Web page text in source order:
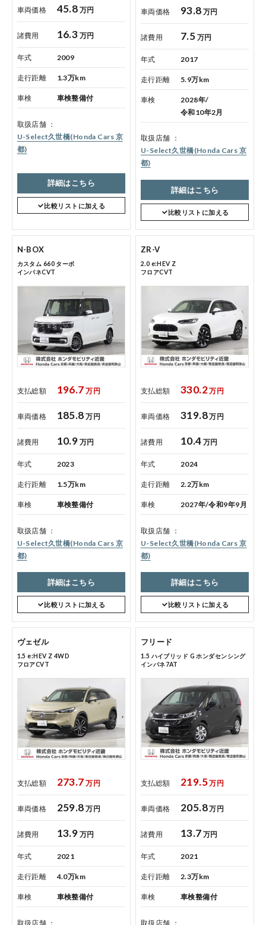
車両価格 45.8 万円
諸費用 16.3 万円
年式 2009
走行距離 1.3万km
車検 車検整備付
取扱店舗
U-Select久世橋(Honda Cars 京
都)
詳細はこちら
比較リストに加える
車両価格 93.8 万円
諸費用 7.5 万円
年式 2017
走行距離 5.9万km
車検
2028年/
令和10年2月
取扱店舗
U-Select久世橋(Honda Cars 京
都)
詳細はこちら
比較リストに加える
N-BOX
カスタム 660 ターボ
インパネCVT
支払総額 196.7 万円
車両価格 185.8 万円
諸費用 10.9 万円
年式 2023
走行距離 1.5万km
車検 車検整備付
取扱店舗
U-Select久世橋(Honda Cars 京
都)
詳細はこちら
比較リストに加える
ZR-V
2.0 e:HEV Z
フロアCVT
支払総額 330.2万円
車両価格 319.8万円
諸費用 10.4 万円
年式 2024
走行距離 2.2万km
車検 2027年/令和9年9月
取扱店舗
U-Select久世橋(Honda Cars 京
都)
詳細はこちら
比較リストに加える
ヴェゼル
1.5 e:HEV Z 4WD
フロアCVT
支払総額 273.7 万円
車両価格 259.8 万円
諸費用 13.9 万円
年式 2021
走行距離 4.0万km
車検 車検整備付
取扱店舗
フリード
1.5 ハイブリッド G ホンダセンシング
インパネ7AT
支払総額 219.5万円
車両価格 205.8万円
諸費用 13.7 万円
年式 2021
走行距離 2.3万km
車検 車検整備付
取扱店舗